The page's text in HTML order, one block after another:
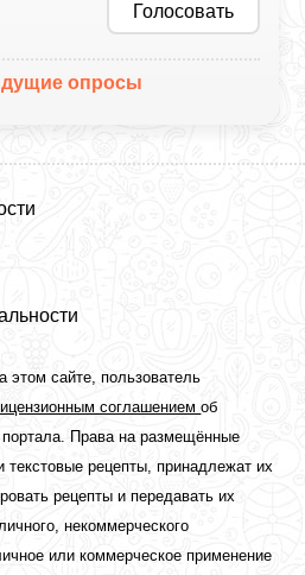
Голосовать
опросы
сайте, пользователь
соглашениемоб
Права на размещённые
рецепты, принадлежат их
рецепты и передавать их
некоммерческого
или коммерческое применение